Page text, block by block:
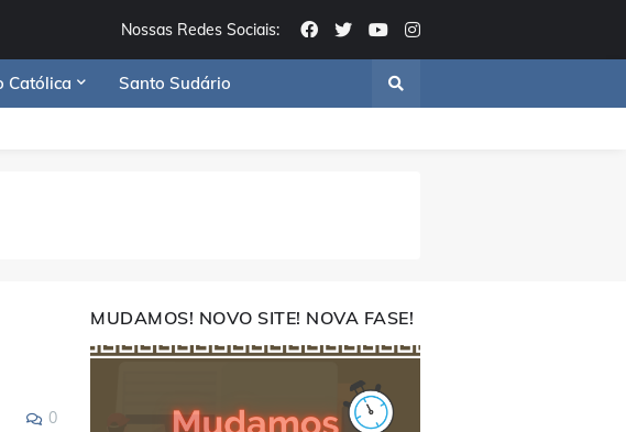
Nossas Redes Sociais:
Católica Santo Sudário
0
MUDAMOS! NOVO SITE! NOVA FASE!